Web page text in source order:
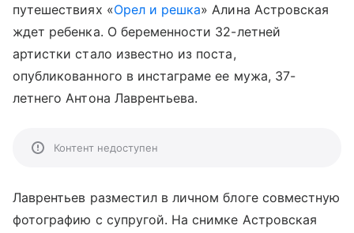
путешествиях «Орел и решка» Алина Астровская
ждет ребенка. О беременности 32-летней
артистки стало известно из поста,
опубликованного в инстаграме ее мужа, 37-
летнего Антона Лаврентьева.
Контент недоступен
Лаврентьев разместил в личном блоге совместную
фотографию с супругой. На снимке Астровская